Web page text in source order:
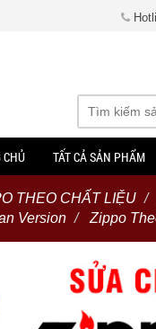
CHỦ TẤT CẢ SẢN PHẨM
THEO CHẤT LIỆU
Version Zippo